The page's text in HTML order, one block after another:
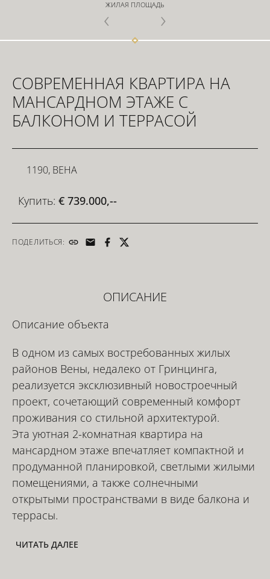
ИНВЕСТОРЫ
ДЛЯ РАЗРАБОТЧИКОВ
СВЯЗАТЬСЯ
ЖИЛАЯ ПЛОЩАДЬ
СОВРЕМЕННАЯ КВАРТИРА НА
МАНСАРДНОМ ЭТАЖЕ С
БАЛКОНОМ И ТЕРРАСОЙ
1190, ВЕНА
Купить: € 739.000,--
ПОДЕЛИТЬСЯ:
ОПИСАНИЕ
Описание объекта
В одном из самых востребованных жилых
районов Вены, недалеко от Гринцинга,
реализуется эксклюзивный новостроечный
проект, сочетающий современный комфорт
проживания со стильной архитектурой.
Эта уютная 2-комнатная квартира на
мансардном этаже впечатляет компактной и
продуманной планировкой, светлыми жилыми
помещениями, а также солнечными
открытыми пространствами в виде балкона и
террасы.
ЧИТАТЬ ДАЛЕЕ